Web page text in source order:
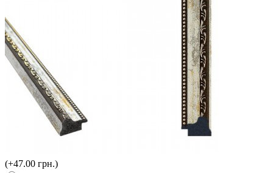
(+47.00 грн.)